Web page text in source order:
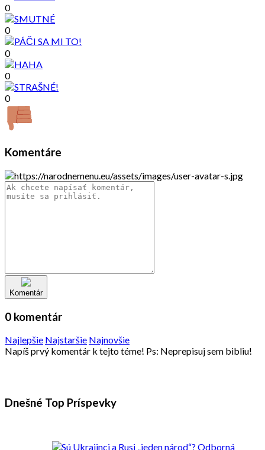
0
0
0
0
0
Komentáre
Komentár
0 komentár
Najlepšie Najstaršie Najnovšie
Napíš prvý komentár k tejto téme! Ps: Neprepisuj sem bibliu!
Dnešné Top Príspevky